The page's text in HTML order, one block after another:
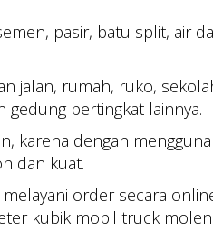
pasir, batu split, air
jalan, rumah, ruko,
gedung bertingkat lainnya.
karena dengan
dan kuat.
order secara
kubik mobil truck